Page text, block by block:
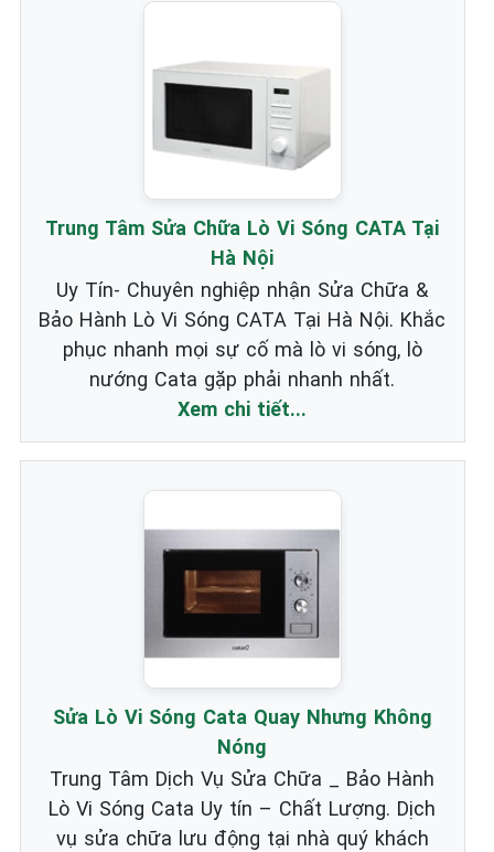
Trung Tâm Sửa Chữa Lò Vi Sóng CATA Tại
Hà Nội
Uy Tín- Chuyên nghiệp nhận Sửa Chữa &
Bảo Hành Lò Vi Sóng CATA Tại Hà Nội. Khắc
phục nhanh mọi sự cố mà lò vi sóng, lò
nướng Cata gặp phải nhanh nhất.
Xem chi tiết...
Sửa Lò Vi Sóng Cata Quay Nhưng Không
Nóng
Trung Tâm Dịch Vụ Sửa Chữa _ Bảo Hành
Lò Vi Sóng Cata Uy tín – Chất Lượng. Dịch
vụ sửa chữa lưu động tại nhà quý khách